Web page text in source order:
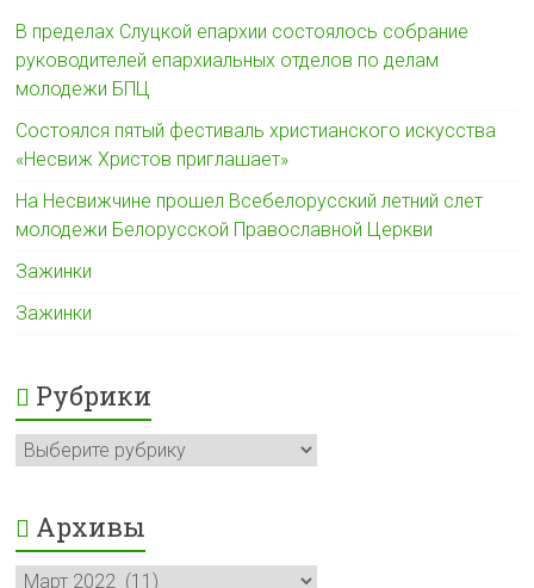
В пределах Слуцкой епархии состоялось собрание
руководителей епархиальных отделов по делам
молодежи БПЦ
Состоялся пятый фестиваль христианского искусства
«Несвиж Христов приглашает»
На Несвижчине прошел Всебелорусский летний слет
молодежи Белорусской Православной Церкви
Зажинки
Зажинки
Рубрики
Рубрики
Архивы
Архивы